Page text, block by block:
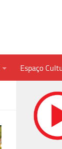
Espaço